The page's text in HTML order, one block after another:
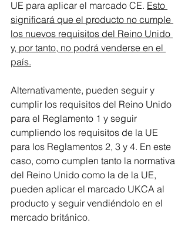
UE para aplicar el marcado CE. Esto
significará que el producto no cumple
los nuevos requisitos del Reino Unido
y, por tanto, no podrá venderse en el
país.
Alternativamente, pueden seguir y
cumplir los requisitos del Reino Unido
para el Reglamento 1 y seguir
cumpliendo los requisitos de la UE
para los Reglamentos 2, 3 y 4. En este
caso, como cumplen tanto la normativa
del Reino Unido como la de la UE,
pueden aplicar el marcado UKCA al
producto y seguir vendiéndolo en el
mercado británico.